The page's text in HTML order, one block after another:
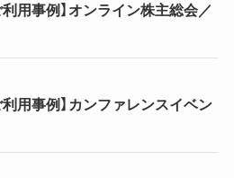
用事例】オンライン株主総会／
利用事例】カンファレンスイベン